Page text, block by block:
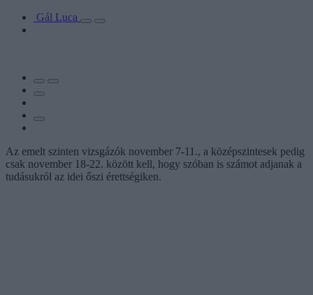
Gál Luca
Az emelt szinten vizsgázók november 7-11., a középszintesek pedig
csak november 18-22. között kell, hogy szóban is számot adjanak a
tudásukról az idei őszi érettségiken.